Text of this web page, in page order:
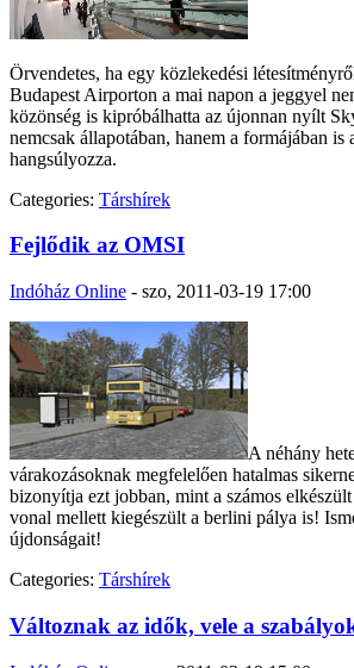
Örvendetes, ha egy közlekedési
Budapest Airporton a mai napon a jeggyel
közönség is kipróbálhatta az újonnan nyílt
nemcsak állapotában, hanem a formájában is
hangsúlyozza.
Categories: Társhírek
Fejlődik az OMSI
Indóház Online - szo, 2011-03-19 17:00
A néhány
várakozásoknak megfelelően hatalmas
bizonyítja ezt jobban, mint a számos
vonal mellett kiegészült a berlini pálya is!
újdonságait!
Categories: Társhírek
Változnak az idők, vele a